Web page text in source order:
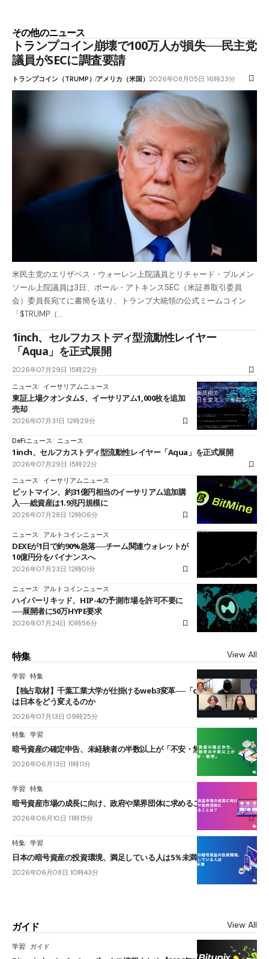
その他のニュース
トランプコイン崩壊で100万人が損失──民主党
議員がSECに調査要請
トランプコイン（TRUMP）アメリカ（米国） 2026年08月05日 16時23分
米民主党のエリザベス・ウォーレン上院議員とリチャード・ブルメン
ソール上院議員は3日、ポール・アトキンスSEC（米証券取引委員
会）委員長宛てに書簡を送り、トランプ大統領の公式ミームコイン
「$TRUMP（…
1inch、セルフカストディ型流動性レイヤー
「Aqua」を正式展開
2026年07月29日 15時22分
ニュース
イーサリアムニュース
東証上場クオンタムS、イーサリアム1,000枚を追加
売却
2026年07月31日 12時29分
DeFiニュース ニュース
1inch、セルフカストディ型流動性レイヤー「Aqua」を正式展開
2026年07月29日 15時22分
ニュース
イーサリアムニュース
ビットマイン、約31億円相当のイーサリアム追加購
入──総資産は1.9兆円規模に
2026年07月28日 12時06分
ニュース アルトコインニュース
DEXEが1日で約90%急落──チーム関連ウォレットが
10億円分をバイナンスへ
2026年07月23日 12時01分
ニュース アルトコインニュース
ハイパーリキッド、HIP-4の予測市場を許可不要に
──展開者に50万HYPE要求
2026年07月24日 10時56分
特集 View All
学習 特集
【独占取材】千葉工業大学が仕掛けるweb3変革──「cJPY」とAIの融合
は日本をどう変えるのか
2026年07月13日 09時25分
特集 学習
暗号資産の確定申告、未経験者の半数以上が「不安・無理」
2026年06月13日 11時11分
学習 特集
暗号資産市場の成長に向け、政府や業界団体に求めることは？
2026年06月10日 11時15分
特集 学習
日本の暗号資産の投資環境、満足している人は5％未満
2026年06月08日 10時43分
ガイド View All
学習 ガイド